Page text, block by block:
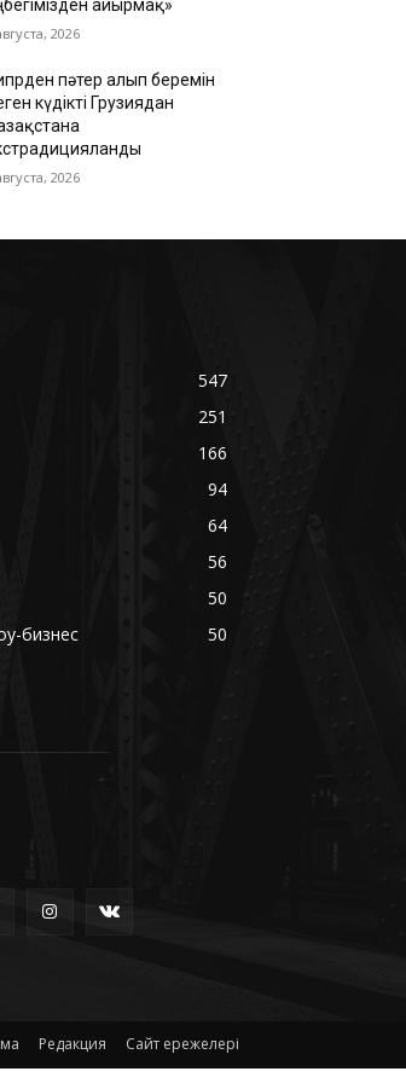
айырмақ»
2026
пәтер алып беремін
күдікті Грузиядан
2026
547
251
166
94
64
56
50
бизнес
50
Редакция Сайт ережелері